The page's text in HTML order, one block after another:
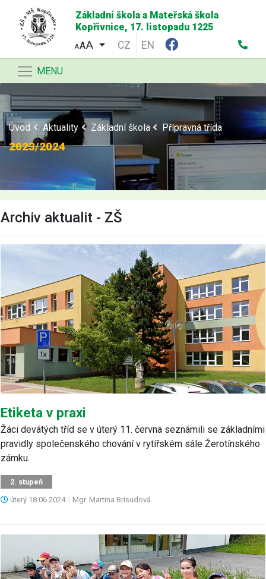
Základní škola a Mateřská škola
Kopřivnice, 17. listopadu 1225
AA CZ EN
MENU
Úvod Aktuality Základní škola Přípravná třída
2023/2024
Archiv aktualit - ZŠ
Etiketa v praxi
Žáci devátých tříd se v úterý 11. června seznámili se základními
pravidly společenského chování v rytířském sále Žerotínského
zámku.
2. stupeň
úterý 18.06.2024 | Mgr. Martina Brisudová